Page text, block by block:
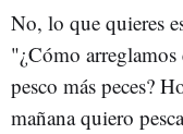
No, lo que quieres
"¿Cómo arreglamos
pesco más peces?
mañana quiero